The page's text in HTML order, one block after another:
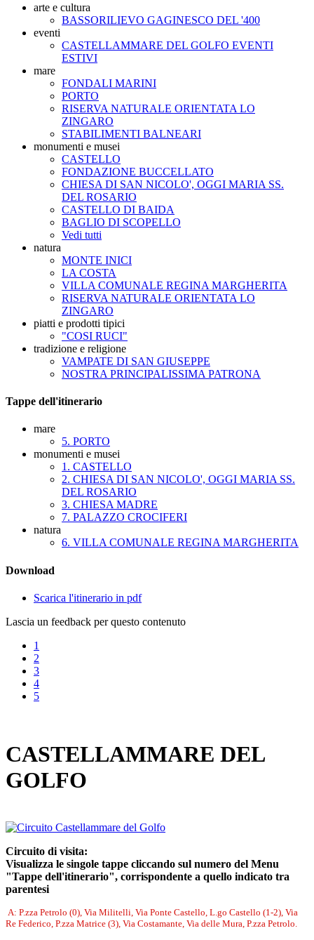
arte e cultura
BASSORILIEVO GAGINESCO DEL '400
eventi
CASTELLAMMARE DEL GOLFO EVENTI
ESTIVI
mare
FONDALI MARINI
PORTO
RISERVA NATURALE ORIENTATA LO
ZINGARO
STABILIMENTI BALNEARI
monumenti e musei
CASTELLO
FONDAZIONE BUCCELLATO
CHIESA DI SAN NICOLO', OGGI MARIA SS.
DEL ROSARIO
CASTELLO DI BAIDA
BAGLIO DI SCOPELLO
Vedi tutti
natura
MONTE INICI
LA COSTA
VILLA COMUNALE REGINA MARGHERITA
RISERVA NATURALE ORIENTATA LO
ZINGARO
piatti e prodotti tipici
"COSI RUCI"
tradizione e religione
VAMPATE DI SAN GIUSEPPE
NOSTRA PRINCIPALISSIMA PATRONA
Tappe dell'itinerario
mare
5. PORTO
monumenti e musei
1. CASTELLO
2. CHIESA DI SAN NICOLO', OGGI MARIA SS.
DEL ROSARIO
3. CHIESA MADRE
7. PALAZZO CROCIFERI
natura
6. VILLA COMUNALE REGINA MARGHERITA
Download
Scarica l'itinerario in pdf
Lascia un feedback per questo contenuto
1
2
3
4
5
CASTELLAMMARE DEL
GOLFO
Circuito di visita:
Visualizza le singole tappe cliccando sul numero del Menu
"Tappe dell'itinerario", corrispondente a quello indicato tra
parentesi
A: P.zza Petrolo (0), Via Militelli, Via Ponte Castello, L.go Castello (1-2), Via
Re Federico, P.zza Matrice (3), Via Costamante, Via delle Mura, P.zza Petrolo.